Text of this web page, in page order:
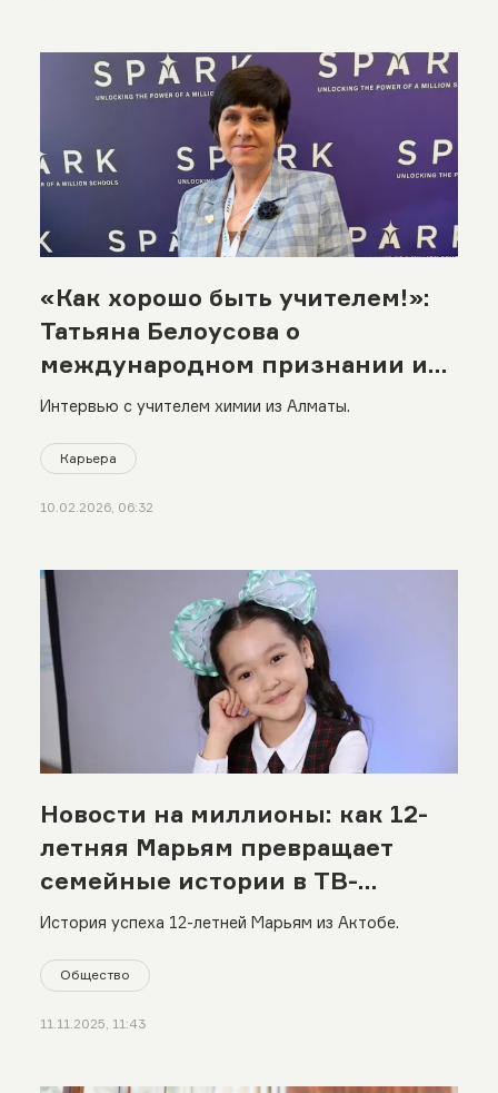
«Как хорошо быть учителем!»:
Татьяна Белоусова о
международном признании и
современных школьниках
Интервью с учителем химии из Алматы.
Карьера
10.02.2026, 06:32
Новости на миллионы: как 12-
летняя Марьям превращает
семейные истории в ТВ-
сюжеты
История успеха 12-летней Марьям из Актобе.
Общество
11.11.2025, 11:43